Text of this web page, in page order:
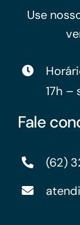
Use
17h –
Fale
(62)